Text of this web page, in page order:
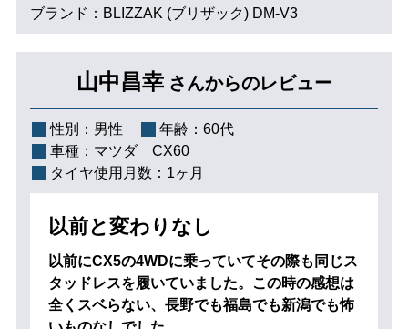
ブランド：BLIZZAK (ブリザック) DM-V3
山中昌幸 さんからのレビュー
性別： 男性 年齢： 60代
車種： マツダ CX60
タイヤ使用月数： 1ヶ月
以前と変わりなし
以前にCX5の4WDに乗っていてその際も同じス
タッドレスを履いていました。この時の感想は
全くスベらない、長野でも福島でも新潟でも怖